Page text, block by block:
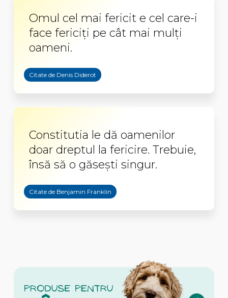
Omul cel mai fericit e cel care-i
face fericiți pe cât mai mulți
oameni.
Citate de Denis Diderot
Constitutia le dă oamenilor
doar dreptul la fericire. Trebuie,
însă să o găsești singur.
Citate de Benjamin Franklin